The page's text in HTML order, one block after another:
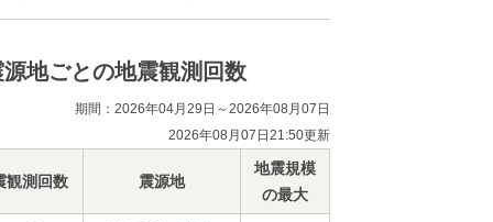
源地ごとの地震観測回数
期間：2026年04月29日～2026年08月07日
2026年08月07日21:50更新
観測回数 震源地
地震規模
の最大